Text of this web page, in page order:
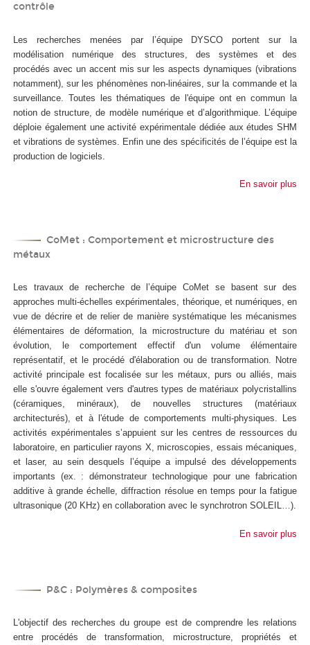
contrôle
Les recherches menées par l’équipe DYSCO portent sur la
modélisation numérique des structures, des systèmes et des
procédés avec un accent mis sur les aspects dynamiques (vibrations
notamment), sur les phénomènes non-linéaires, sur la commande et la
surveillance. Toutes les thématiques de l'équipe ont en commun la
notion de structure, de modèle numérique et d’algorithmique. L’équipe
déploie également une activité expérimentale dédiée aux études SHM
et vibrations de systèmes. Enfin une des spécificités de l’équipe est la
production de logiciels.
En savoir plus
CoMet : Comportement et microstructure des
métaux
Les travaux de recherche de l’équipe CoMet se basent sur des
approches multi-échelles expérimentales, théorique, et numériques, en
vue de décrire et de relier de manière systématique les mécanismes
élémentaires de déformation, la microstructure du matériau et son
évolution, le comportement effectif d'un volume élémentaire
représentatif, et le procédé d'élaboration ou de transformation. Notre
activité principale est focalisée sur les métaux, purs ou alliés, mais
elle s'ouvre également vers d'autres types de matériaux polycristallins
(céramiques, minéraux), de nouvelles structures (matériaux
architecturés), et à l'étude de comportements multi-physiques. Les
activités expérimentales s’appuient sur les centres de ressources du
laboratoire, en particulier rayons X, microscopies, essais mécaniques,
et laser, au sein desquels l’équipe a impulsé des développements
importants (ex. : démonstrateur technologique pour une fabrication
additive à grande échelle, diffraction résolue en temps pour la fatigue
ultrasonique (20 KHz) en collaboration avec le synchrotron SOLEIL…).
En savoir plus
P&C : Polymères & composites
L'objectif des recherches du groupe est de comprendre les relations
entre procédés de transformation, microstructure, propriétés et